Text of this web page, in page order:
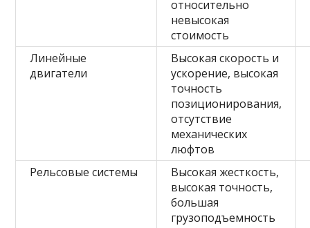
относительно
невысокая
стоимость
Линейные
двигатели
Высокая скорость и
ускорение, высокая
точность
позиционирования,
отсутствие
механических
люфтов
Рельсовые системы
Высокая жесткость,
высокая точность,
большая
грузоподъемность